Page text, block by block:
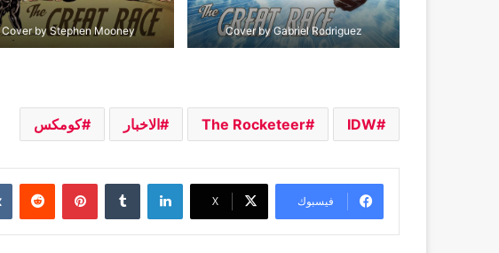
Cover by Gabriel Rodriguez
Cover by Stephen Mooney
IDW
The Rocketeer الاخبار كومكس
فيسبوك ‫X
لينكدإن بينتيريست